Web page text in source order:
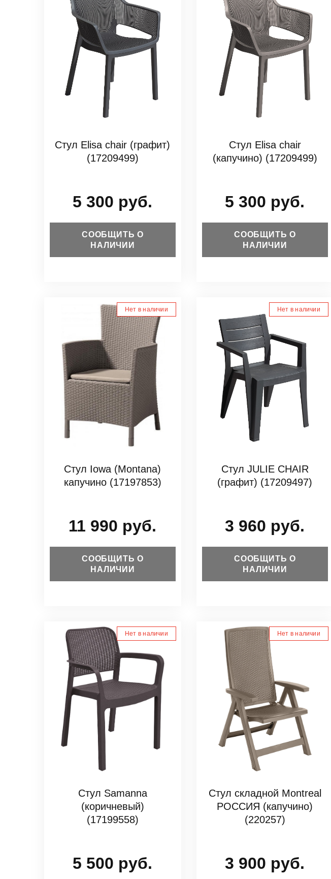
Стул Elisa chair (графит)
(17209499)
5 300 руб.
СООБЩИТЬ О
НАЛИЧИИ
Стул Elisa chair
(капучино) (17209499)
5 300 руб.
СООБЩИТЬ О
НАЛИЧИИ
Нет в наличии
Стул Iowa (Montana)
капучино (17197853)
11 990 руб.
СООБЩИТЬ О
НАЛИЧИИ
Нет в наличии
Стул JULIE CHAIR
(графит) (17209497)
3 960 руб.
СООБЩИТЬ О
НАЛИЧИИ
Нет в наличии
Стул Samanna
(коричневый)
(17199558)
5 500 руб.
Нет в наличии
Стул складной Montreal
РОССИЯ (капучино)
(220257)
3 900 руб.